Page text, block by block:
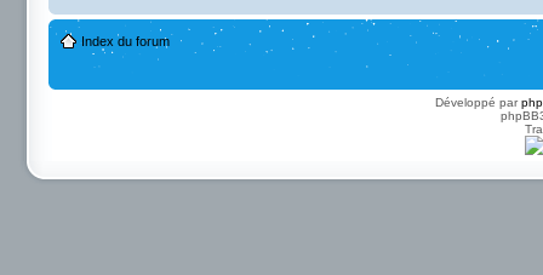
Index du forum
Développé par